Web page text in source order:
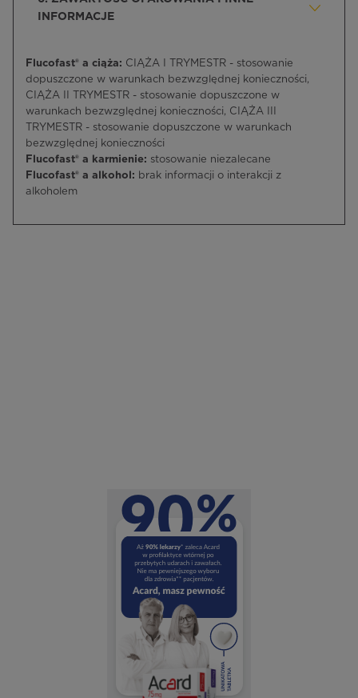
INFORMACJE
Flucofast® a ciąża: CIĄŻA I TRYMESTR - stosowanie
dopuszczone w warunkach bezwzględnej konieczności,
CIĄŻA II TRYMESTR - stosowanie dopuszczone w
warunkach bezwzględnej konieczności, CIĄŻA III
TRYMESTR - stosowanie dopuszczone w warunkach
bezwzględnej konieczności
Flucofast® a karmienie: stosowanie niezalecane
Flucofast® a alkohol: brak informacji o interakcji z
alkoholem